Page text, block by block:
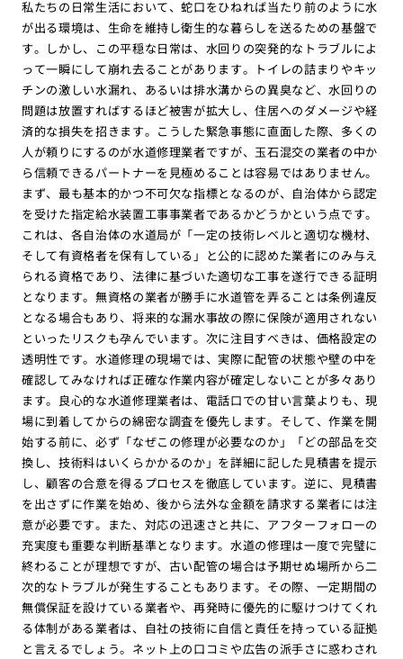
私たちの日常生活において、蛇口をひねれば当たり前のように水
が出る環境は、生命を維持し衛生的な暮らしを送るための基盤で
す。しかし、この平穏な日常は、水回りの突発的なトラブルによ
って一瞬にして崩れ去ることがあります。トイレの詰まりやキッ
チンの激しい水漏れ、あるいは排水溝からの異臭など、水回りの
問題は放置すればするほど被害が拡大し、住居へのダメージや経
済的な損失を招きます。こうした緊急事態に直面した際、多くの
人が頼りにするのが水道修理業者ですが、玉石混交の業者の中か
ら信頼できるパートナーを見極めることは容易ではありません。
まず、最も基本的かつ不可欠な指標となるのが、自治体から認定
を受けた指定給水装置工事事業者であるかどうかという点です。
これは、各自治体の水道局が「一定の技術レベルと適切な機材、
そして有資格者を保有している」と公的に認めた業者にのみ与え
られる資格であり、法律に基づいた適切な工事を遂行できる証明
となります。無資格の業者が勝手に水道管を弄ることは条例違反
となる場合もあり、将来的な漏水事故の際に保険が適用されない
といったリスクも孕んでいます。次に注目すべきは、価格設定の
透明性です。水道修理の現場では、実際に配管の状態や壁の中を
確認してみなければ正確な作業内容が確定しないことが多々あり
ます。良心的な水道修理業者は、電話口での甘い言葉よりも、現
場に到着してからの綿密な調査を優先します。そして、作業を開
始する前に、必ず「なぜこの修理が必要なのか」「どの部品を交
換し、技術料はいくらかかるのか」を詳細に記した見積書を提示
し、顧客の合意を得るプロセスを徹底しています。逆に、見積書
を出さずに作業を始め、後から法外な金額を請求する業者には注
意が必要です。また、対応の迅速さと共に、アフターフォローの
充実度も重要な判断基準となります。水道の修理は一度で完璧に
終わることが理想ですが、古い配管の場合は予期せぬ場所から二
次的なトラブルが発生することもあります。その際、一定期間の
無償保証を設けている業者や、再発時に優先的に駆けつけてくれ
る体制がある業者は、自社の技術に自信と責任を持っている証拠
と言えるでしょう。ネット上の口コミや広告の派手さに惑わされ